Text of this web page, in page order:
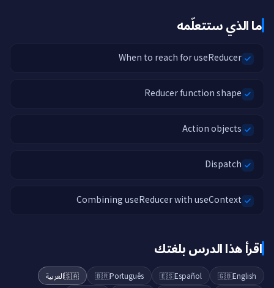
ما الذي ستتعلّمه
When to reach for useReducer
Reducer function shape
Action objects
Dispatch
Combining useReducer with useContext
اقرأ هذا الدرس بلغتك
🇬🇧English
🇪🇸Español
🇧🇷Português
🇸🇦العربية